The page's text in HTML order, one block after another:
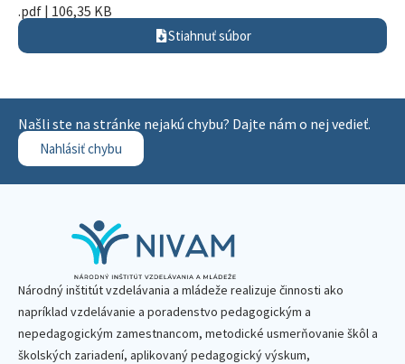
.pdf | 106,35 KB
Stiahnuť súbor
Našli ste na stránke nejakú chybu? Dajte nám o nej vedieť.
Nahlásiť chybu
Národný inštitút vzdelávania a mládeže realizuje činnosti ako
napríklad vzdelávanie a poradenstvo pedagogickým a
nepedagogickým zamestnancom, metodické usmerňovanie škôl a
školských zariadení, aplikovaný pedagogický výskum,